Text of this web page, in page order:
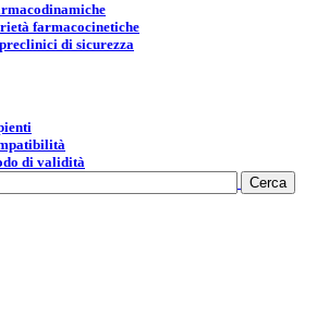
farmacocinetiche
di sicurezza
di validità